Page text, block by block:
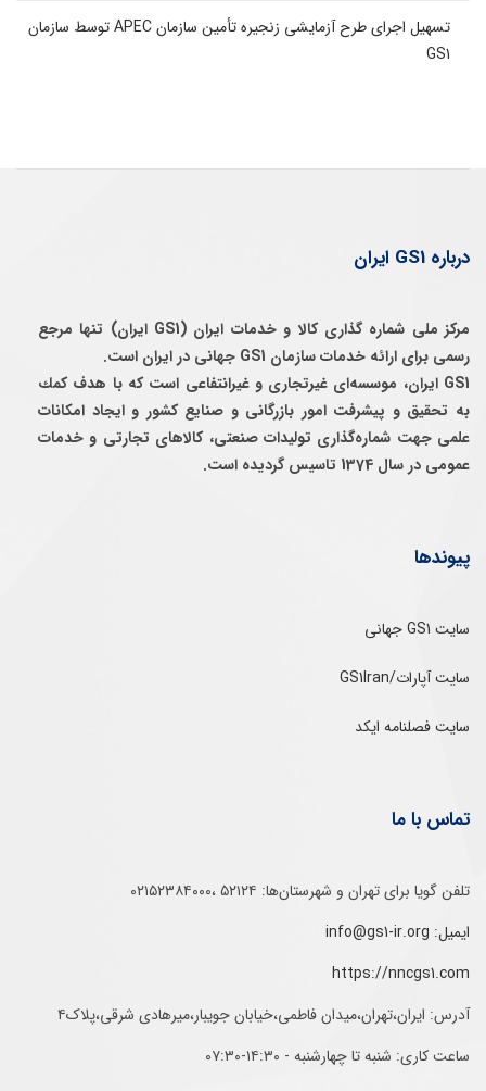
تسهیل اجرای طرح آزمایشی زنجیره تأمین سازمان APEC توسط سازمان
GS1
درباره GS1 ایران
مرکز ملی شماره گذاری کالا و خدمات ایران (GS1 ایران) تنها مرجع
رسمی برای ارائه خدمات سازمان GS1 جهانی در ایران است.
GS1 ایران، موسسه‌ای غيرتجاری و غيرانتفاعی است كه با هدف كمك
به تحقيق و پيشرفت امور بازرگانی و صنايع كشور و ايجاد امكانات
علمی جهت شماره‌گذاری توليدات صنعتی، كالاهای تجارتی و خدمات
عمومی در سال 1374 تاسيس گرديده است.
پیوندها
سایت GS1 جهانی
سایت آپارات/GS1Iran
سایت فصلنامه ایکد
تماس با ما
تلفن‌ گویا برای‌ تهران‌‌ و‌ شهرستان‌ها:‌ ۵۲۱۲۴ ،۰۲۱۵۲۳۸۴۰۰۰
ایمیل: info@gs1-ir.org
https://nncgs1.com
آدرس: ایران،تهران،میدان فاطمی،خیابان جویبار،میرهادی شرقی،پلاک۴
ساعت کاری: شنبه تا چهارشنبه - ۱۴:۳۰-۰۷:۳۰